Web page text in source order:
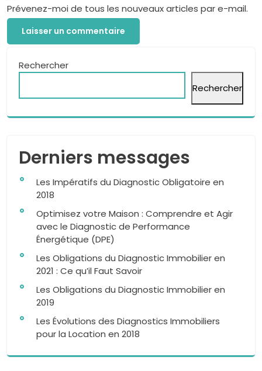
Prévenez-moi de tous les nouveaux articles par e-mail.
Rechercher
Rechercher
Derniers messages
Les Impératifs du Diagnostic Obligatoire en
2018
Optimisez votre Maison : Comprendre et Agir
avec le Diagnostic de Performance
Énergétique (DPE)
Les Obligations du Diagnostic Immobilier en
2021 : Ce qu’il Faut Savoir
Les Obligations du Diagnostic Immobilier en
2019
Les Évolutions des Diagnostics Immobiliers
pour la Location en 2018